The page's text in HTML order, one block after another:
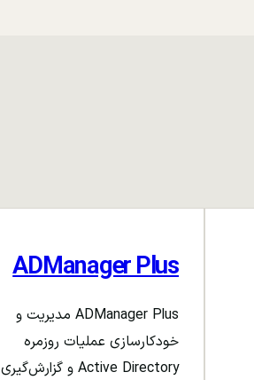
ADManager Plus
ADManager Plus مدیریت و
خودکارسازی عملیات روزمره
Active Directory و گزارش‌گیری